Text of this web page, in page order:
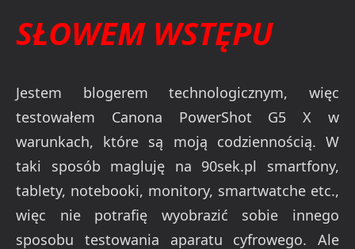
SŁOWEM WSTĘPU
Jestem blogerem technologicznym, więc
testowałem Canona PowerShot G5 X w
warunkach, które są moją codziennością. W
taki sposób magluję na 90sek.pl smartfony,
tablety, notebooki, monitory, smartwatche etc.,
więc nie potrafię wyobrazić sobie innego
sposobu testowania aparatu cyfrowego. Ale